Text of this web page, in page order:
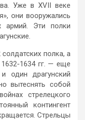
Уже в ΧVII веке
они вооружались
армий. Эти полки
полка, а
1634 гг. — еще
один драгунский
вытеснять собой
стрелецкого
контингент
Стрельцы